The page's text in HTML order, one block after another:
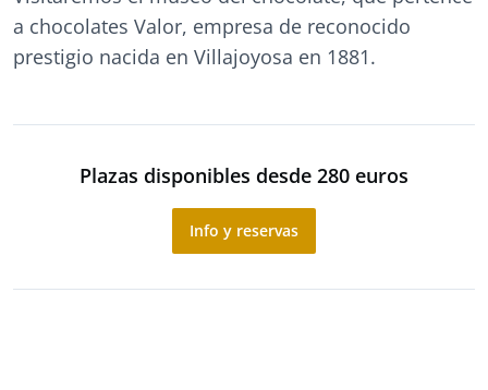
a chocolates Valor, empresa de reconocido
prestigio nacida en Villajoyosa en 1881.
Plazas disponibles desde 280 euros
Info y reservas